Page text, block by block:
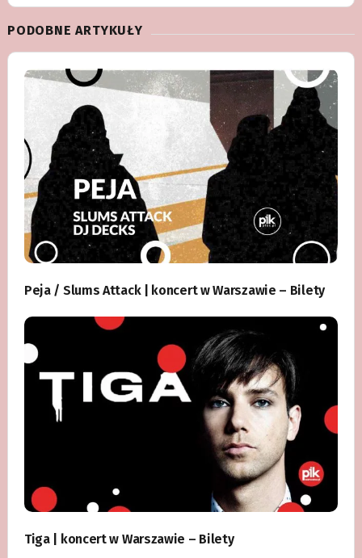
PODOBNE ARTYKUŁY
Peja / Slums Attack | koncert w Warszawie – Bilety
Tiga | koncert w Warszawie – Bilety